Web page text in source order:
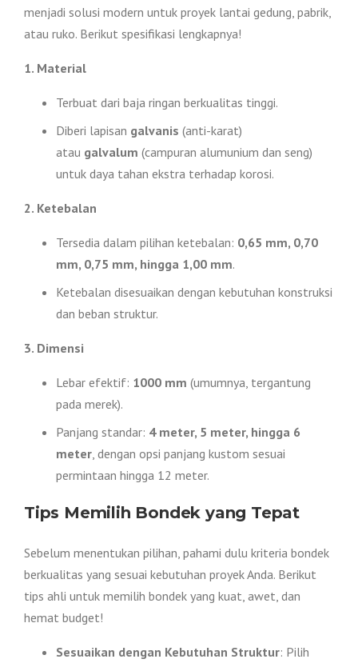
menjadi solusi modern untuk proyek lantai gedung, pabrik,
atau ruko. Berikut spesifikasi lengkapnya!
1. Material
Terbuat dari baja ringan berkualitas tinggi.
Diberi lapisan galvanis (anti-karat)
atau galvalum (campuran alumunium dan seng)
untuk daya tahan ekstra terhadap korosi.
2. Ketebalan
Tersedia dalam pilihan ketebalan: 0,65 mm, 0,70
mm, 0,75 mm, hingga 1,00 mm.
Ketebalan disesuaikan dengan kebutuhan konstruksi
dan beban struktur.
3. Dimensi
Lebar efektif: 1000 mm (umumnya, tergantung
pada merek).
Panjang standar: 4 meter, 5 meter, hingga 6
meter , dengan opsi panjang kustom sesuai
permintaan hingga 12 meter.
Tips Memilih Bondek yang Tepat
Sebelum menentukan pilihan, pahami dulu kriteria bondek
berkualitas yang sesuai kebutuhan proyek Anda. Berikut
tips ahli untuk memilih bondek yang kuat, awet, dan
hemat budget!
Sesuaikan dengan Kebutuhan Struktur: Pilih